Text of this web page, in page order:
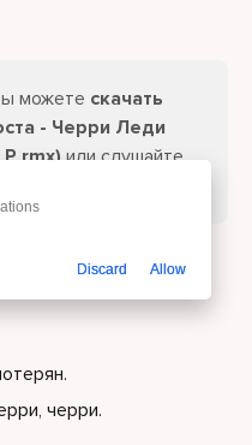
можете скачать
- Черри Леди
P rmx) или слушайте
черри.
Discard Allow